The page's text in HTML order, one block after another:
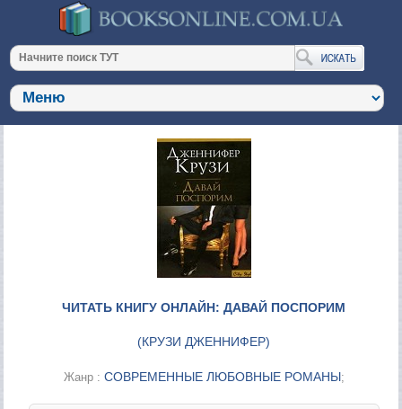
ЧИТАТЬ КНИГУ ОНЛАЙН: ДАВАЙ ПОСПОРИМ
(КРУЗИ ДЖЕННИФЕР)
Жанр : СОВРЕМЕННЫЕ ЛЮБОВНЫЕ РОМАНЫ;